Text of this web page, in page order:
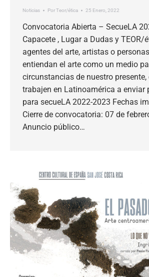
Noticias PorTeor/ética 25 Enero, 2022
Convocatoria Abierta – SecueLA
Capacete , Lugar a Dudas y TEOR/
agentes del arte, artistas o
entiendan el arte como un medio
circunstancias de nuestro
trabajen en Latinoamérica a enviar
para secueLA 2022-2023 Fechas
Cierre de convocatoria: 07 de
Anuncio público…